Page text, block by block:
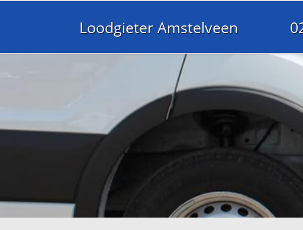
Loodgieter Amstelveen